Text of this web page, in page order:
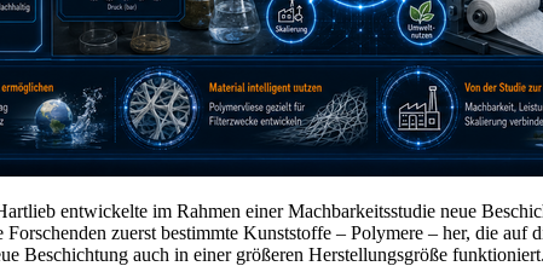
entwickelte im Rahmen einer Machbarkeitsstudie neue
zuerst bestimmte Kunststoffe – Polymere – her, die
Beschichtung auch in einer größeren Herstellungsgröße funktioniert.